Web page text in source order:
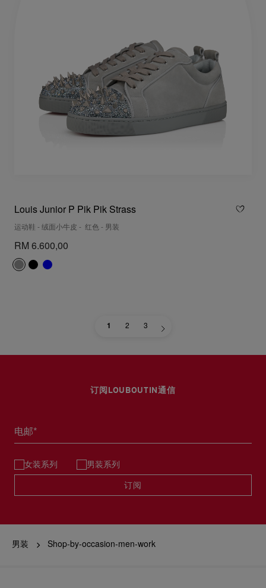
Louis Junior P Pik Pik Strass
运动鞋 - 绒面小牛皮 - 红色 - 男装
RM 6.600,00
1 2 3
订阅LOUBOUTIN通信
电邮*
女装系列 男装系列
订阅
男装 Shop-by-occasion-men-work